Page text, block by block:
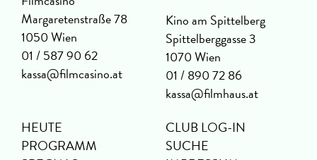
Margaretenstraße 78
1050 Wien
01 / 587 90 62
kassa@filmcasino.at
Kino am Spittelberg
Spittelberggasse 3
1070 Wien
01 / 890 72 86
kassa@filmhaus.at
HEUTE
PROGRAMM
CLUB LOG-IN
SUCHE